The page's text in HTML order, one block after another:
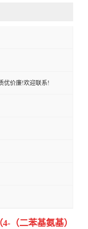
优价廉!欢迎联系!
（二苯基氨基）